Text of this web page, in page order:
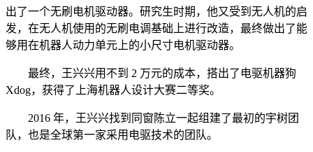
出了一个无刷电机驱动器。研究生时期，他又受到无人机的启
发，在无人机使用的无刷电调基础上进行改造，最终做出了能
够用在机器人动力单元上的小尺寸电机驱动器。
最终，王兴兴用不到 2 万元的成本，搭出了电驱机器狗
Xdog，获得了上海机器人设计大赛二等奖。
2016 年，王兴兴找到同窗陈立一起组建了最初的宇树团
队，也是全球第一家采用电驱技术的团队。